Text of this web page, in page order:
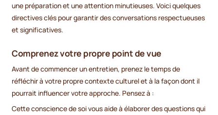
une préparation et une attention minutieuses. Voici quelques
directives clés pour garantir des conversations respectueuses
et significatives.
Comprenez votre propre point de vue
Avant de commencer un entretien, prenez le temps de
réfléchir à votre propre contexte culturel et à la façon dont il
pourrait influencer votre approche. Pensez à :
Cette conscience de soi vous aide à élaborer des questions qui